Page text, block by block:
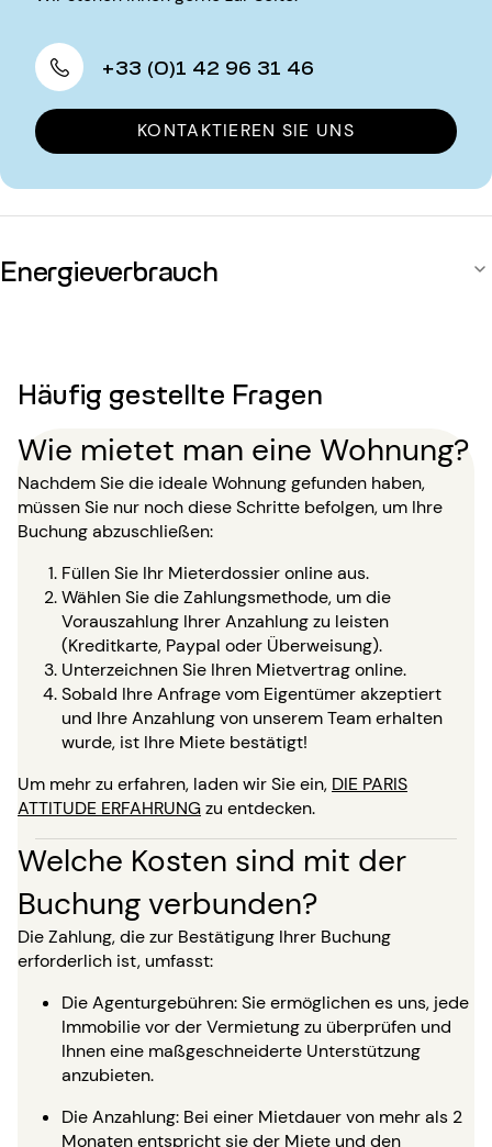
+33 (0)1 42 96 31 46
KONTAKTIEREN SIE UNS
Energieverbrauch
Häufig gestellte Fragen
Wie mietet man eine Wohnung?
Nachdem Sie die ideale Wohnung gefunden haben,
müssen Sie nur noch diese Schritte befolgen, um Ihre
Buchung abzuschließen:
Füllen Sie Ihr Mieterdossier online aus.
Wählen Sie die Zahlungsmethode, um die
Vorauszahlung Ihrer Anzahlung zu leisten
(Kreditkarte, Paypal oder Überweisung).
Unterzeichnen Sie Ihren Mietvertrag online.
Sobald Ihre Anfrage vom Eigentümer akzeptiert
und Ihre Anzahlung von unserem Team erhalten
wurde, ist Ihre Miete bestätigt!
Um mehr zu erfahren, laden wir Sie ein, DIE PARIS
ATTITUDE ERFAHRUNGzu entdecken.
Welche Kosten sind mit der
Buchung verbunden?
Die Zahlung, die zur Bestätigung Ihrer Buchung
erforderlich ist, umfasst:
Die Agenturgebühren: Sie ermöglichen es uns, jede
Immobilie vor der Vermietung zu überprüfen und
Ihnen eine maßgeschneiderte Unterstützung
anzubieten.
Die Anzahlung: Bei einer Mietdauer von mehr als 2
Monaten entspricht sie der Miete und den